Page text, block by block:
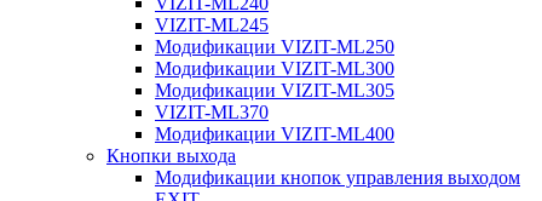
VIZIT-ML245
Модификации VIZIT-ML250
Модификации VIZIT-ML300
Модификации VIZIT-ML305
VIZIT-ML370
Модификации VIZIT-ML400
Кнопки выхода
Модификации кнопок управления выходом